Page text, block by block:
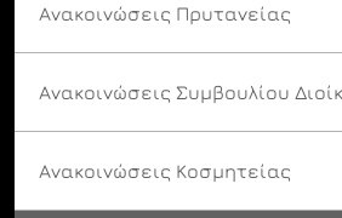
Ανακοινώσεις Πρυτανείας
Ανακοινώσεις Συμβουλίου
Ανακοινώσεις Κοσμητείας